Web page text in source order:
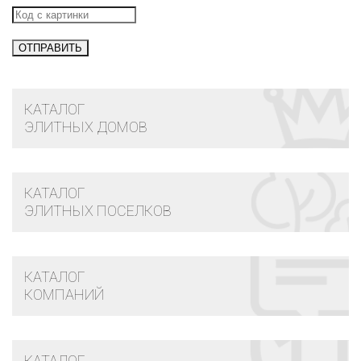
КАТАЛОГ
ЭЛИТНЫХ ДОМОВ
КАТАЛОГ
ЭЛИТНЫХ ПОСЕЛКОВ
КАТАЛОГ
КОМПАНИЙ